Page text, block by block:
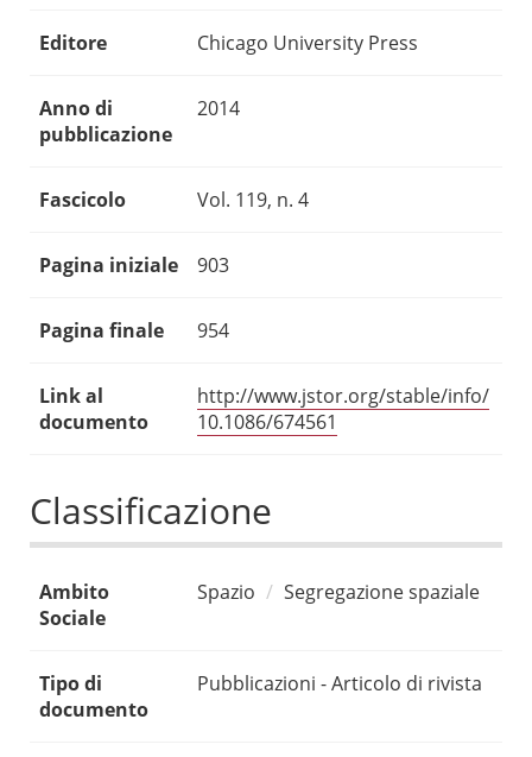
Editore Chicago University Press
Anno di
pubblicazione
2014
Fascicolo Vol. 119, n. 4
Pagina iniziale 903
Pagina finale 954
Link al
documento
http://www.jstor.org/stable/info/
10.1086/674561
Classificazione
Ambito
Sociale
Spazio Segregazione spaziale
Tipo di
documento
Pubblicazioni - Articolo di rivista